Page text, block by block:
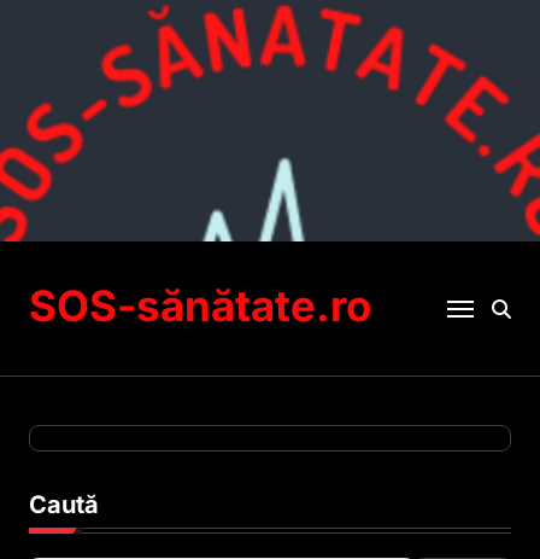
SOS-sănătate.ro
Caută